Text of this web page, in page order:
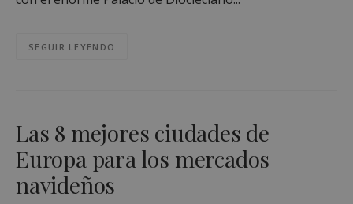
SEGUIR LEYENDO
Las 8 mejores ciudades de
Europa para los mercados
navideños